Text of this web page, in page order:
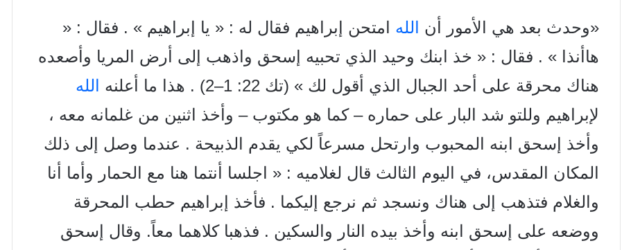
«وحدث بعد هي الأمور أن الله امتحن إبراهيم فقال له : « يا إبراهيم » . فقال : «
هاأنذا » . فقال : « خذ ابنك وحيد الذي تحبيه إسحق واذهب إلى أرض المريا وأصعده
هناك محرقة على أحد الجبال الذي أقول لك » (تك 22: 1–2) . هذا ما أعلنه
الله
لإبراهيم وللتو شد البار على حماره – كما هو مكتوب – وأخذ اثنين من غلمانه معه ،
وأخذ إسحق ابنه المحبوب وارتحل مسرعاً لكي يقدم الذبيحة . عندما وصل إلى ذلك
المكان المقدس، في اليوم الثالث قال لغلاميه : « اجلسا أنتما هنا مع الحمار وأما أنا
والغلام فتذهب إلى هناك ونسجد ثم نرجع إليكما . فأخذ إبراهيم حطب المحرقة
ووضعه على إسحق ابنه وأخذ بيده النار والسكين . فذهبا كلاهما معاً. وقال إسحق